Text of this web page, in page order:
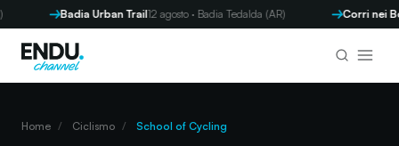
Badia Urban Trail12 agosto · Badia Tedalda (AR) Corri nei
Home / Ciclismo / School of Cycling